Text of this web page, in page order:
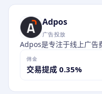
Adpos
广告投放
Adpos是专注于线上广告
佣金
交易提成 0.35%